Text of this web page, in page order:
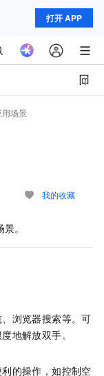
打开 APP
用场景
我的收藏
。
浏览器搜索等。可
地解放双手。
的操作，如控制空